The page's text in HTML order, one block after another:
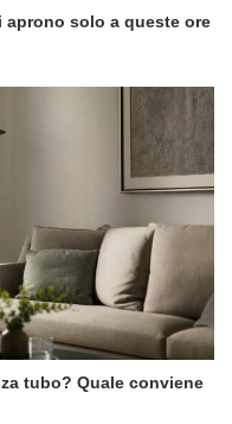
aprono solo a queste ore
tubo? Quale conviene